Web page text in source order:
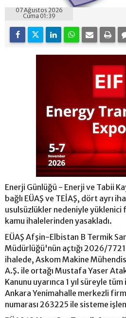
07 Ağustos 2026
Cuma 01:39
Enerji Günlüğü - Enerji ve Tabii
bağlı EÜAŞ ve TEİAŞ, dört ayrı
usulsüzlükler nedeniyle yüklenici
kamu ihalelerinden yasakladı.
EÜAŞ Afşin-Elbistan B Termik
Müdürlüğü'nün açtığı 2026/
ihalede, Askom Makine
A.Ş. ile ortağı Mustafa Yaser
Kanunu uyarınca 1 yıl süreyle
Ankara Yenimahalle merkezli
numarası 263225 ile sisteme